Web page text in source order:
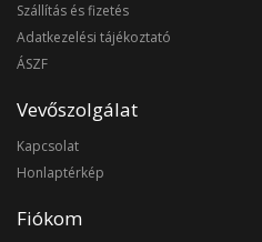
Szállítás és fizetés
Adatkezelési tájékoztató
ÁSZF
Vevőszolgálat
Kapcsolat
Honlaptérkép
Fiókom